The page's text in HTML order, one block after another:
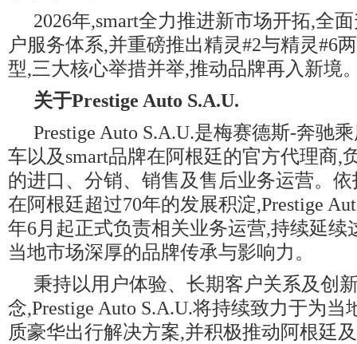
2026年,smart全力推进新市场开拓,全
户服务体系,并重磅推出精灵#2与精灵#6
型,三大核心举措并举,推动品牌再入新境
关于Prestige Auto S.A.U.
Prestige Auto S.A.U.是梅赛德斯-奔驰
车以及smart品牌在阿根廷的官方代理商,
的进口、分销、销售及售后业务运营。
在阿根廷超过70年的发展积淀,Prestige
年6月起正式负责相关业务运营,持续延续
当地市场深厚的品牌传承与影响力。
秉持以用户体验、长期客户关系及创
念,Prestige Auto S.A.U.将持续致力于为当
质豪华出行解决方案,并积极推动阿根廷